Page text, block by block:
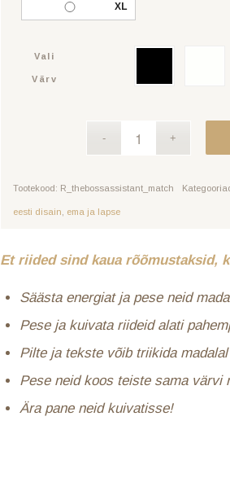
XL
Vali
Värv
Tootekood: R_thebossassistant_match
eesti disain ema ja lapse
Et riided sind kaua rõõmustaksid,
Säästa energiat ja pese neid
Pese ja kuivata riideid alati
Pilte ja tekste võib triikida
Pese neid koos teiste sama värvi
Ära pane neid kuivatisse!